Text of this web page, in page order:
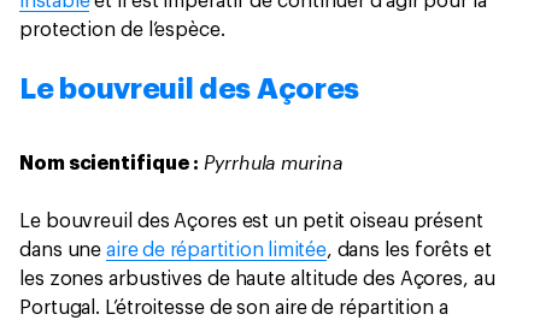
protection de l’espèce.
Le bouvreuil des Açores
Nom scientifique :Pyrrhula murina
Le bouvreuil des Açores est un petit oiseau présent
dans uneaire de répartition limitée, dans les forêts et
les zones arbustives de haute altitude des Açores, au
Portugal. L’étroitesse de son aire de répartition a